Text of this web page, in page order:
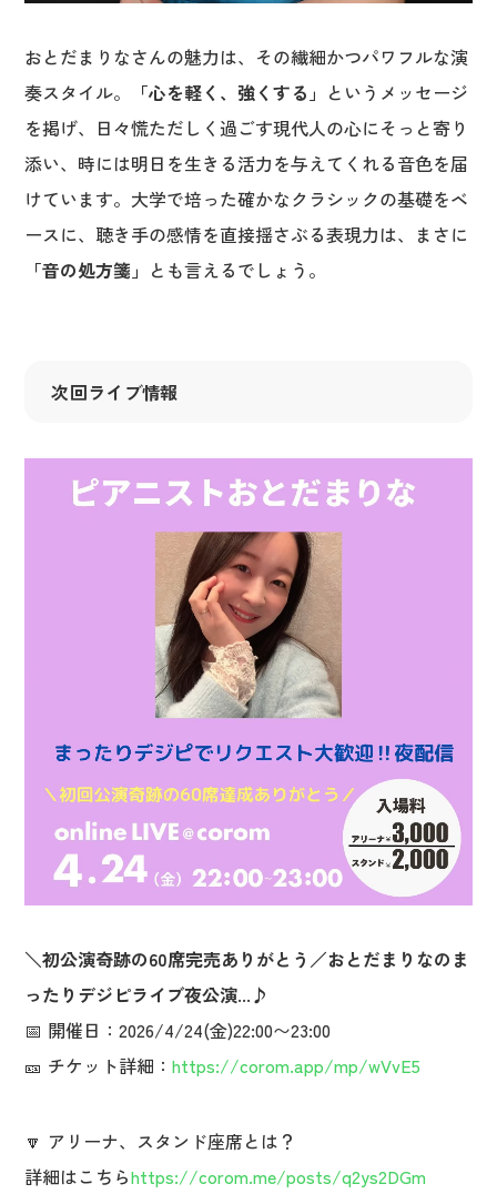
おとだまりなさんの魅力は、その繊細かつパワフルな演
奏スタイル。
「心を軽く、強くする」 というメッセージ
を掲げ、日々慌ただしく過ごす現代人の心にそっと寄り
添い、時には明日を生きる活力を与えてくれる音色を届
けています。大学で培った確かなクラシックの基礎をベ
ースに、聴き手の感情を直接揺さぶる表現力は、まさに
「音の処方箋」 とも言えるでしょう。
次回ライブ情報
＼初公演奇跡の60席完売ありがとう／おとだまりなのま
ったりデジピライブ夜公演...♪
📅 開催日：2026/4/24(金)22:00〜23:00
🎫 チケット詳細：https://corom.app/mp/wVvE5
🔽 アリーナ、スタンド座席とは？
詳細はこちらhttps://corom.me/posts/q2ys2DGm